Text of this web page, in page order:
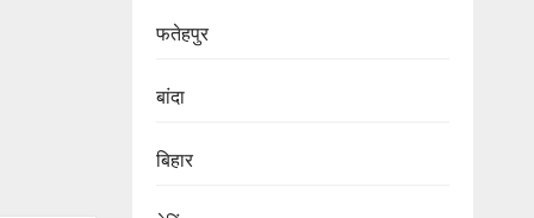
फतेहपुर
बांदा
बिहार